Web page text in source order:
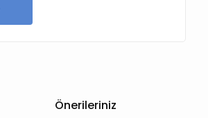
Önerileriniz